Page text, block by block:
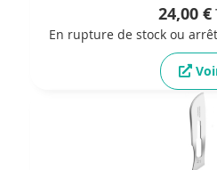
24,00 €
En rupture de stock ou